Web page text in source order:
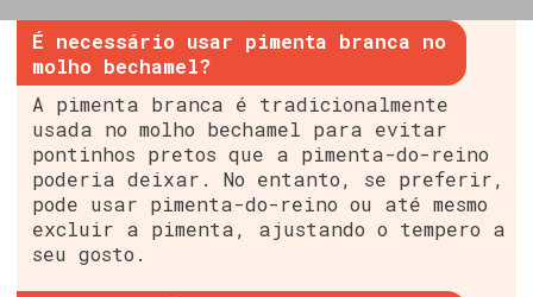
É necessário usar pimenta branca no
molho bechamel?
A pimenta branca é tradicionalmente
usada no molho bechamel para evitar
pontinhos pretos que a pimenta-do-reino
poderia deixar. No entanto, se preferir,
pode usar pimenta-do-reino ou até mesmo
excluir a pimenta, ajustando o tempero a
seu gosto.